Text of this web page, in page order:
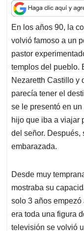
a
t
s
A
p
p
c
e
b
o
o
k
n
k
e
d
I
n
En los años 90, la
volvió famoso a un
pastor
templos del pueblo.
Nezaretth Castillo y
parecía tener el
se le presentó en
hijo que iba a viajar
del señor. Después,
embarazada.
Desde muy
mostraba su
solo 3 años
era toda una figura
televisión se volvió